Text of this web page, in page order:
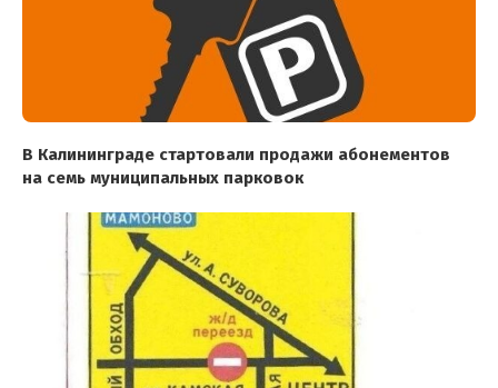
В Калининграде стартовали продажи абонементов
на семь муниципальных парковок